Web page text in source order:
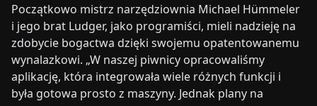
Początkowo mistrz narzędziownia Michael Hümmeler
i jego brat Ludger, jako programiści, mieli nadzieję na
zdobycie bogactwa dzięki swojemu opatentowanemu
wynalazkowi. „W naszej piwnicy opracowaliśmy
aplikację, która integrowała wiele różnych funkcji i
była gotowa prosto z maszyny. Jednak plany na